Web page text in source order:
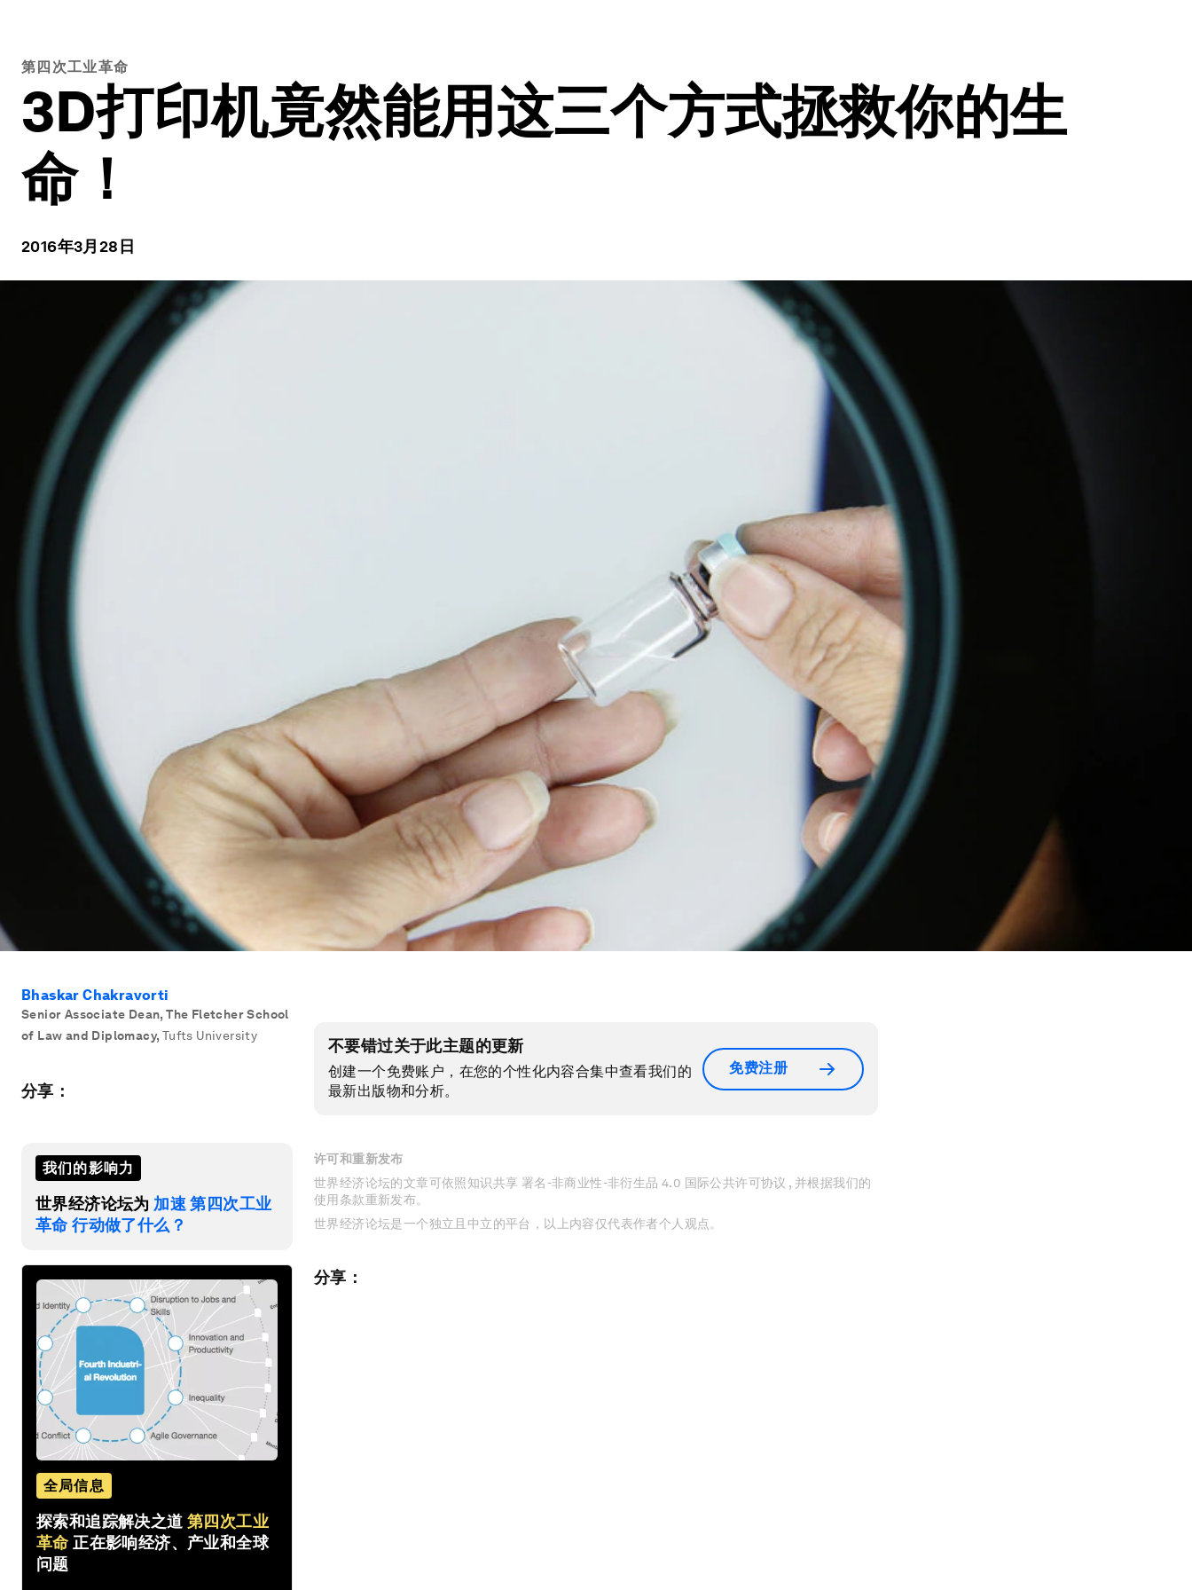
第四次工业革命
3D打印机竟然能用这三个方式拯救你的生
命！
2016年3月28日
Bhaskar Chakravorti
Senior Associate Dean, The Fletcher School
of Law and Diplomacy, Tufts University
分享：
我们的影响力
世界经济论坛为 加速 第四次工业
革命 行动做了什么？
全局信息
探索和追踪解决之道 第四次工业
革命 正在影响经济、产业和全球
问题
不要错过关于此主题的更新
创建一个免费账户，在您的个性化内容合集中查看我们的
最新出版物和分析。
免费注册
许可和重新发布
世界经济论坛的文章可依照知识共享 署名-非商业性-非衍生品 4.0 国际公共许可协议 , 并根据我们的
使用条款重新发布。
世界经济论坛是一个独立且中立的平台，以上内容仅代表作者个人观点。
分享：